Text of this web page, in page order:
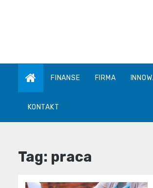
FINANSE FIRMA
KONTAKT
Tag: praca